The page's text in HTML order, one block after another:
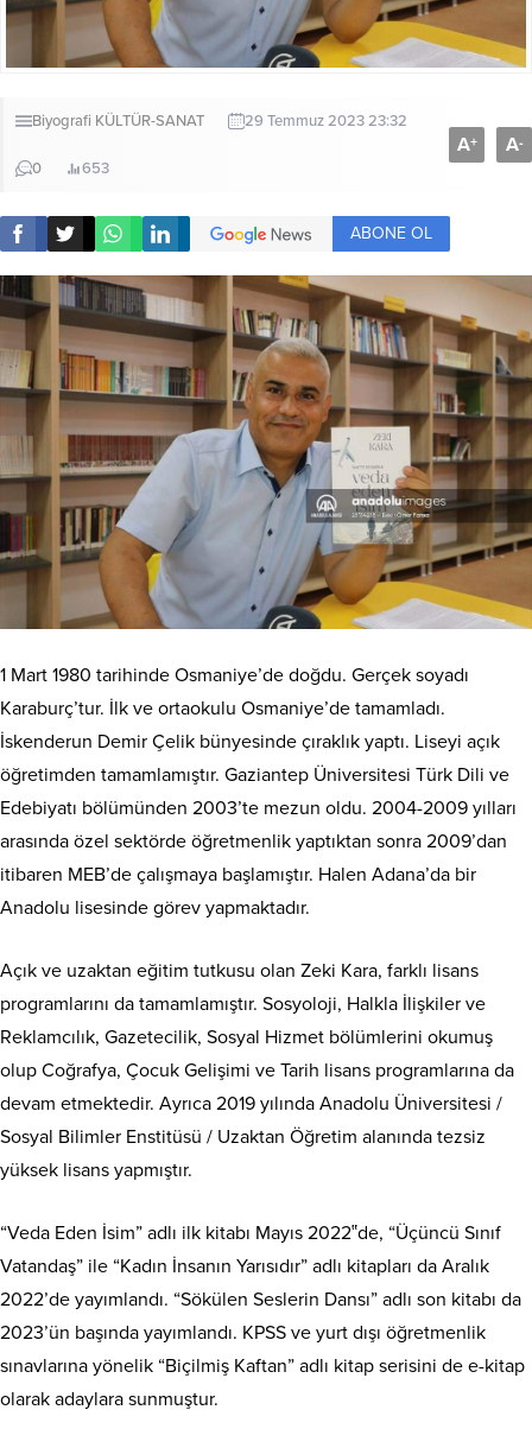
Biyografi KÜLTÜR-SANAT 29 Temmuz 2023 23:32
0 653
A+ A-
ABONE OL
1 Mart 1980 tarihinde Osmaniye’de doğdu. Gerçek soyadı
Karaburç’tur. İlk ve ortaokulu Osmaniye’de tamamladı.
İskenderun Demir Çelik bünyesinde çıraklık yaptı. Liseyi açık
öğretimden tamamlamıştır. Gaziantep Üniversitesi Türk Dili ve
Edebiyatı bölümünden 2003’te mezun oldu. 2004-2009 yılları
arasında özel sektörde öğretmenlik yaptıktan sonra 2009’dan
itibaren MEB’de çalışmaya başlamıştır. Halen Adana’da bir
Anadolu lisesinde görev yapmaktadır.
Açık ve uzaktan eğitim tutkusu olan Zeki Kara, farklı lisans
programlarını da tamamlamıştır. Sosyoloji, Halkla İlişkiler ve
Reklamcılık, Gazetecilik, Sosyal Hizmet bölümlerini okumuş
olup Coğrafya, Çocuk Gelişimi ve Tarih lisans programlarına da
devam etmektedir. Ayrıca 2019 yılında Anadolu Üniversitesi /
Sosyal Bilimler Enstitüsü / Uzaktan Öğretim alanında tezsiz
yüksek lisans yapmıştır.
“Veda Eden İsim” adlı ilk kitabı Mayıs 2022‟de, “Üçüncü Sınıf
Vatandaş” ile “Kadın İnsanın Yarısıdır” adlı kitapları da Aralık
2022’de yayımlandı. “Sökülen Seslerin Dansı” adlı son kitabı da
2023’ün başında yayımlandı. KPSS ve yurt dışı öğretmenlik
sınavlarına yönelik “Biçilmiş Kaftan” adlı kitap serisini de e-kitap
olarak adaylara sunmuştur.